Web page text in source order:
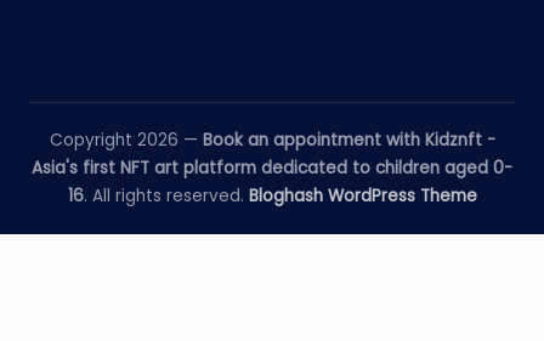
Copyright 2026 — Book an appointment with Kidznft -
Asia's first NFT art platform dedicated to children aged 0-
16. All rights reserved. Bloghash WordPress Theme